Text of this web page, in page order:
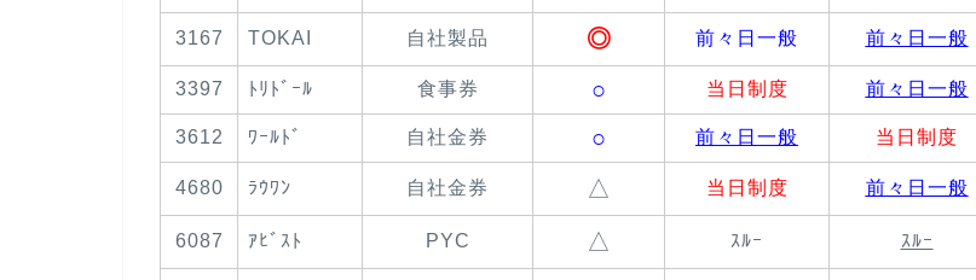
3167 TOKAI 自社製品 ◎ 前々日一般 前々日一般
3397 ﾄﾘﾄﾞｰﾙ 食事券 ○ 当日制度 前々日一般
3612 ﾜｰﾙﾄﾞ 自社金券 ○ 前々日一般 当日制度
4680 ﾗｳﾜﾝ 自社金券 △ 当日制度 前々日一般
6087 ｱﾋﾞｽﾄ PYC △ ｽﾙｰ ｽﾙｰ